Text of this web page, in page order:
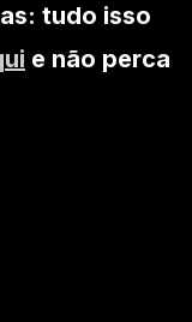
tudo isso
e não perca